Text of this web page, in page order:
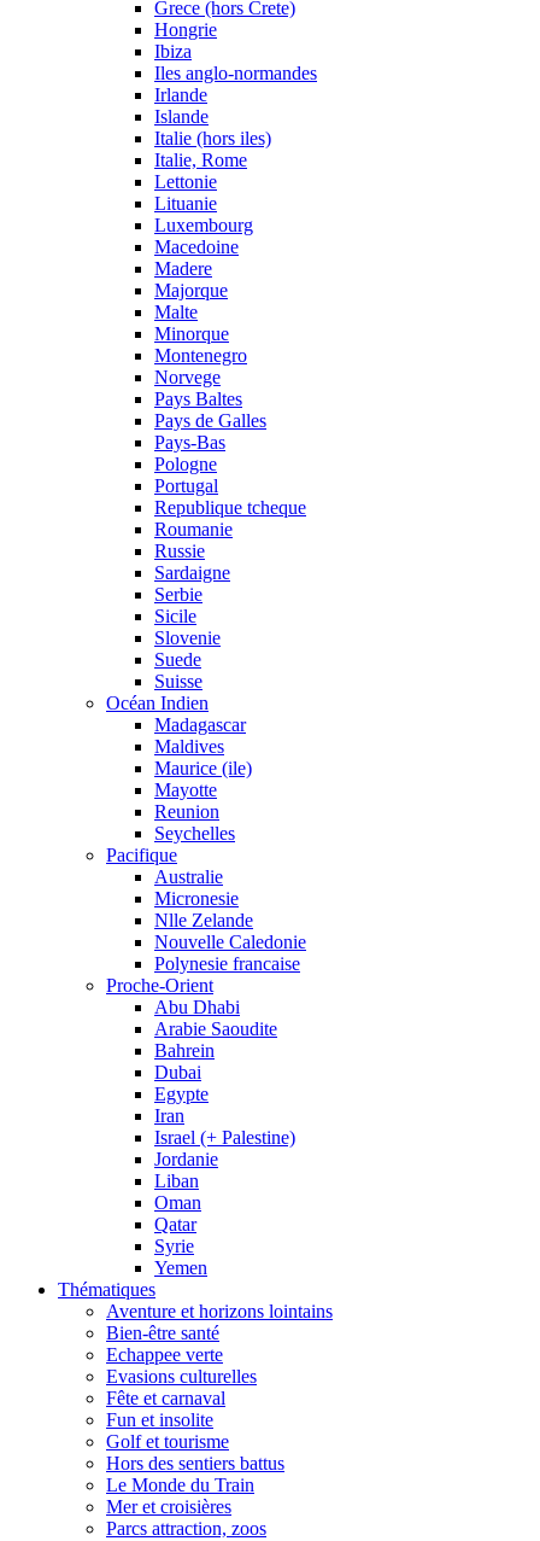
Grece (hors Crete)
Hongrie
Ibiza
Iles anglo-normandes
Irlande
Islande
Italie (hors iles)
Italie, Rome
Lettonie
Lituanie
Luxembourg
Macedoine
Madere
Majorque
Malte
Minorque
Montenegro
Norvege
Pays Baltes
Pays de Galles
Pays-Bas
Pologne
Portugal
Republique tcheque
Roumanie
Russie
Sardaigne
Serbie
Sicile
Slovenie
Suede
Suisse
Océan Indien
Madagascar
Maldives
Maurice (ile)
Mayotte
Reunion
Seychelles
Pacifique
Australie
Micronesie
Nlle Zelande
Nouvelle Caledonie
Polynesie francaise
Proche-Orient
Abu Dhabi
Arabie Saoudite
Bahrein
Dubai
Egypte
Iran
Israel (+ Palestine)
Jordanie
Liban
Oman
Qatar
Syrie
Yemen
Thématiques
Aventure et horizons lointains
Bien-être santé
Echappee verte
Evasions culturelles
Fête et carnaval
Fun et insolite
Golf et tourisme
Hors des sentiers battus
Le Monde du Train
Mer et croisières
Parcs attraction, zoos